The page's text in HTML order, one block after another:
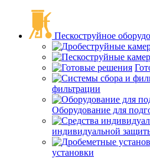
Пескоструйное
фильтрации
Оборудование для
индивидуальной
установки